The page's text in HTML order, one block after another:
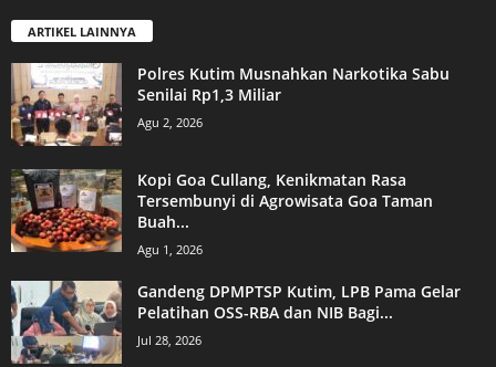
ARTIKEL LAINNYA
Polres Kutim Musnahkan Narkotika Sabu
Senilai Rp1,3 Miliar
Agu 2, 2026
Kopi Goa Cullang, Kenikmatan Rasa
Tersembunyi di Agrowisata Goa Taman
Buah...
Agu 1, 2026
Gandeng DPMPTSP Kutim, LPB Pama Gelar
Pelatihan OSS-RBA dan NIB Bagi...
Jul 28, 2026